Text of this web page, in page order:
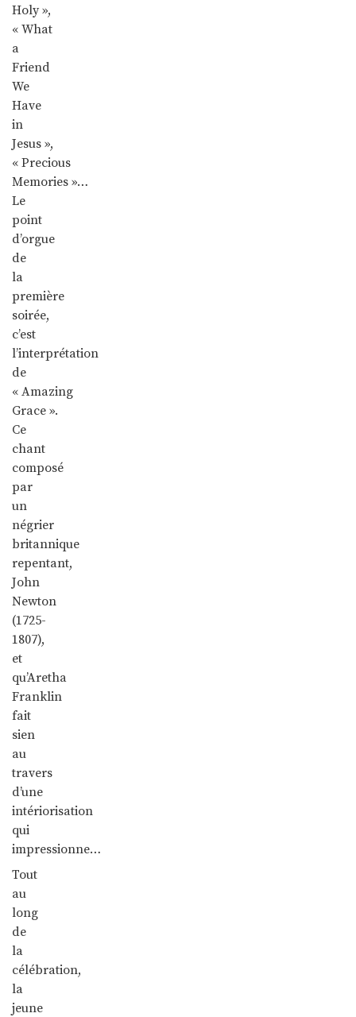
Holy »,
« What
a
Friend
We
Have
in
Jesus »,
« Precious
Memories »…
Le
point
d’orgue
de
la
première
soirée,
c’est
l’interprétation
de
« Amazing
Grace ».
Ce
chant
composé
par
un
négrier
britannique
repentant,
John
Newton
(1725-
1807),
et
qu’Aretha
Franklin
fait
sien
au
travers
d’une
intériorisation
qui
impressionne…
Tout
au
long
de
la
célébration,
la
jeune